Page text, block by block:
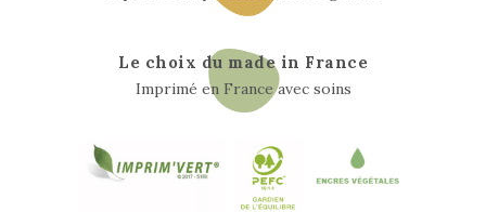
Le choix du made in France
Imprimé en France avec soins